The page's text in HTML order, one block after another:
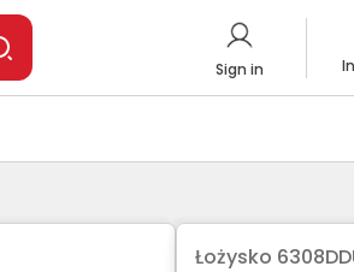
Sign in
Łożysko